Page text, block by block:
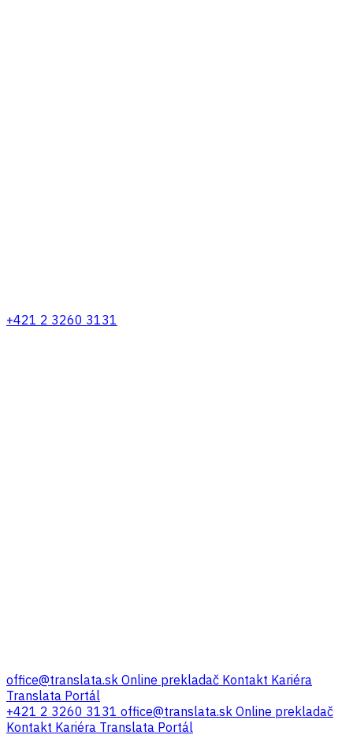
+421 2 3260 3131
office@translata.sk Online prekladač Kontakt Kariéra
Translata Portál
+421 2 3260 3131 office@translata.sk Online prekladač
Kontakt Kariéra Translata Portál